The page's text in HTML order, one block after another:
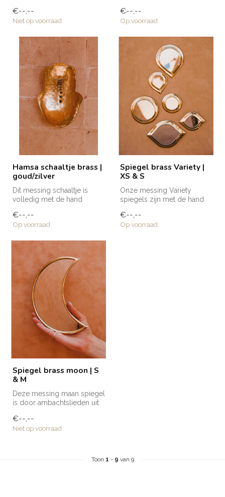
keuken, ...
€--,--
Niet op voorraad
getalenteer...
€--,--
Op voorraad
Hamsa schaaltje brass |
goud/zilver
Dit messing schaaltje is
volledig met de hand
getalenteerde amba...
€--,--
Op voorraad
Spiegel brass Variety |
XS & S
Onze messing Variety
spiegels zijn met de hand
ambachtslieden in Ma...
€--,--
Op voorraad
Spiegel brass moon | S
& M
Deze messing maan spiegel
is door ambachtslieden uit
gemaakt...
€--,--
Niet op voorraad
Toon 1 - 9 van 9